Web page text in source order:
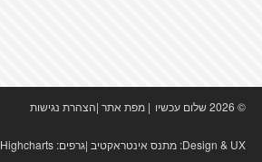
© 2026 שלום עכשיו | מפת אתר|הצהרת נגישות
Design & UX: מתנס אינטראקטיב|גרפים: Highcharts